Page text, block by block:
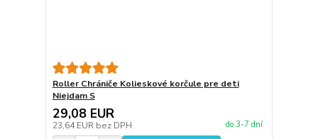
Roller Chrániče Kolieskové korčule pre deti
Niejdam S
29,08 EUR
23,64 EUR bez DPH do 3-7 dní